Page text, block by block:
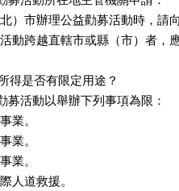
北）市辦理公益勸募活動時，請
活動跨越直轄市或縣（市）者，
得是否有限定用途？
募活動以舉辦下列事項為限：
業。
業。
業。
人道救援。